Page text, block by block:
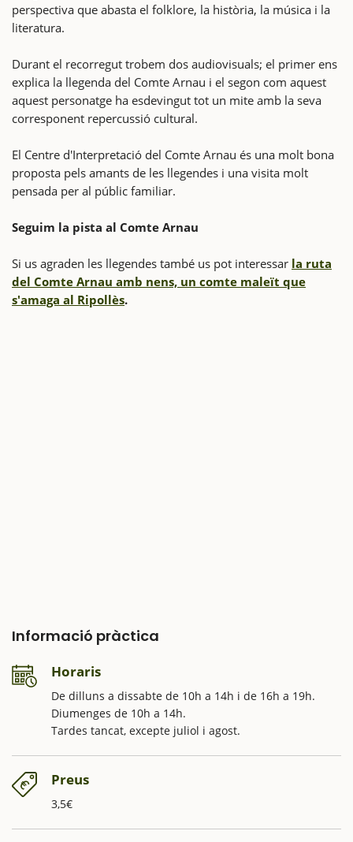
perspectiva que abasta el folklore, la història, la música i la
literatura.
Durant el recorregut trobem dos audiovisuals; el primer ens
explica la llegenda del Comte Arnau i el segon com aquest
aquest personatge ha esdevingut tot un mite amb la seva
corresponent repercussió cultural.
El Centre d'Interpretació del Comte Arnau és una molt bona
proposta pels amants de les llegendes i una visita molt
pensada per al públic familiar.
Seguim la pista al Comte Arnau
Si us agraden les llegendes també us pot interessar la ruta
del Comte Arnau amb nens, un comte maleït que
s'amaga al Ripollès.
Informació pràctica
Horaris
De dilluns a dissabte de 10h a 14h i de 16h a 19h.
Diumenges de 10h a 14h.
Tardes tancat, excepte juliol i agost.
Preus
3,5€